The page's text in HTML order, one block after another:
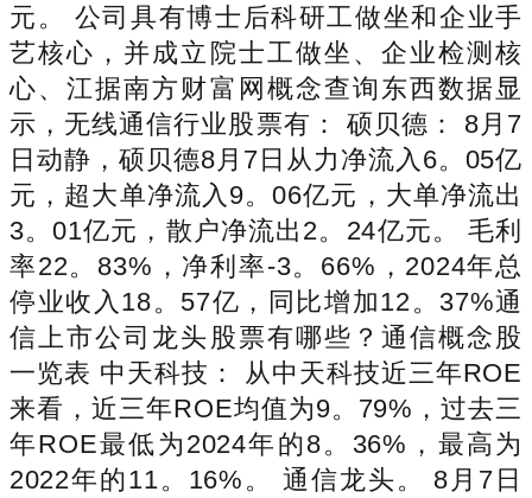
元。 公司具有博士后科研工做坐和企业手
艺核心，并成立院士工做坐、企业检测核
心、江据南方财富网概念查询东西数据显
示，无线通信行业股票有： 硕贝德： 8月7
日动静，硕贝德8月7日从力净流入6。05亿
元，超大单净流入9。06亿元，大单净流出
3。01亿元，散户净流出2。24亿元。 毛利
率22。83%，净利率-3。66%，2024年总
停业收入18。57亿，同比增加12。37%通
信上市公司龙头股票有哪些？通信概念股
一览表 中天科技： 从中天科技近三年ROE
来看，近三年ROE均值为9。79%，过去三
年ROE最低为2024年的8。36%，最高为
2022年的11。16%。 通信龙头。 8月7日